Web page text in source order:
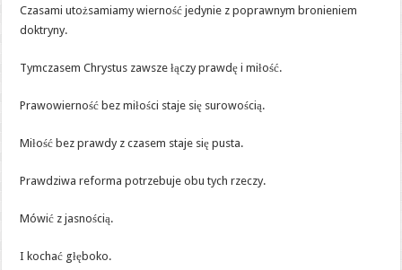
Czasami utożsamiamy wierność jedynie z poprawnym bronieniem
doktryny.
Tymczasem Chrystus zawsze łączy prawdę i miłość.
Prawowierność bez miłości staje się surowością.
Miłość bez prawdy z czasem staje się pusta.
Prawdziwa reforma potrzebuje obu tych rzeczy.
Mówić z jasnością.
I kochać głęboko.